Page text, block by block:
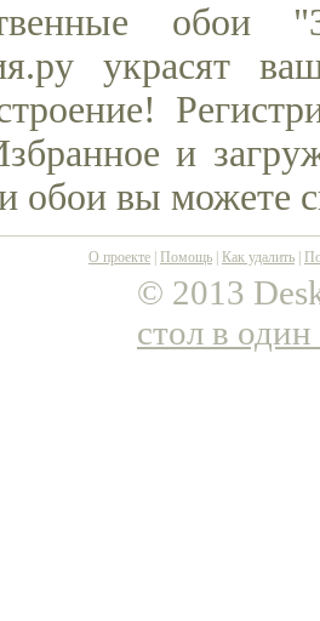
украсят
и
обои вы можете
О проекте Помощь Как удалить
© 2013
стол в